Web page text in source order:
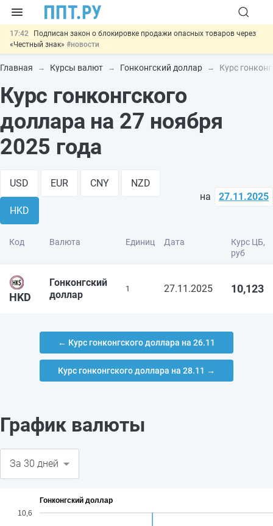
17:42
Подписан закон о блокировке продажи опасных товаров через
«Честный знак» #новости
17:17 Дистанционную работу беременных пропишут в ТК РФ#новости
отменить
15:25
Изменят правила контроля за подрядчиками ИЖС с эскроу-
11:31
Важно
Разработают единые критерии трудовых и ГПХ-
отношений
#новости
Главная Курсы валют Гонконгский доллар Курс
Курс гонконгского
доллара на 27 ноября
2025 года
USD EUR CNY NZD
HKD
на 27.11.2025
Код Валюта Единиц Дата
Курс ЦБ,
руб
HKD
Гонконгский
доллар
1 27.11.2025 10,123
← Курс гонконгского доллара на 26.11
Курс гонконгского доллара на 28.11 →
График валюты
Гонконгский доллар
10,6